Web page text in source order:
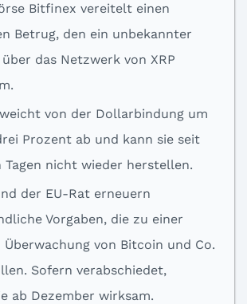
Bitfinex vereitelt einen
Betrug, den ein unbekannter
das Netzwerk von XRP
von der Dollarbindung um
Prozent ab und kann sie seit
Tagen nicht wieder herstellen.
der EU-Rat erneuern
Vorgaben, die zu einer
von Bitcoin und Co.
Sofern verabschiedet,
ab Dezember wirksam.